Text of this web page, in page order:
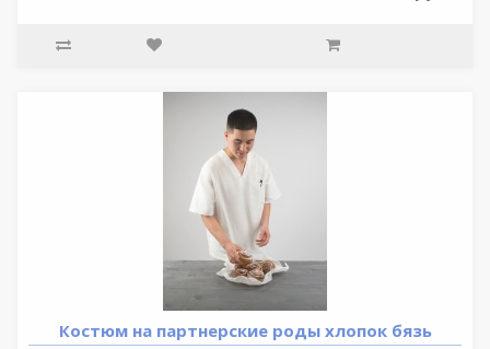
Костюм на партнерские роды хлопок бязь